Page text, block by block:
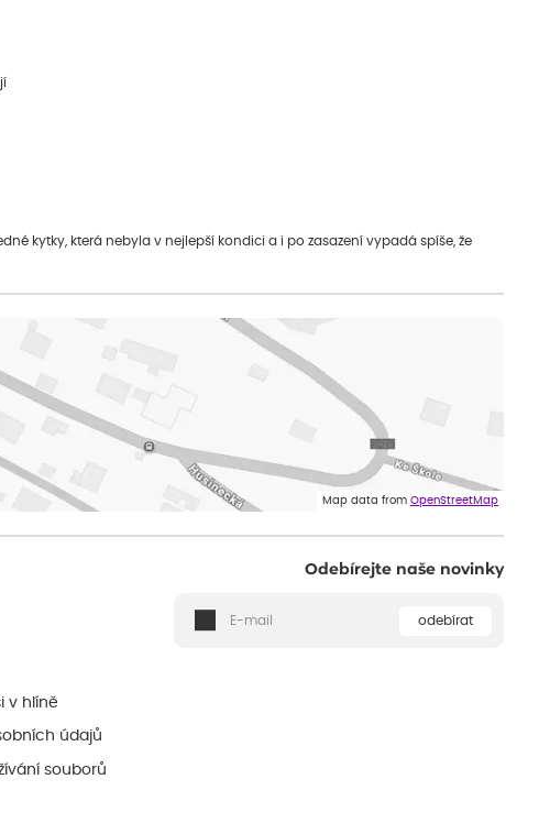
kytky, která nebyla v nejlepší kondici a i po zasazení vypadá spíše, že
Map data from OpenStreetMap
v hlíně
údajů
souborů
Odebírejte naše novinky
odebírat